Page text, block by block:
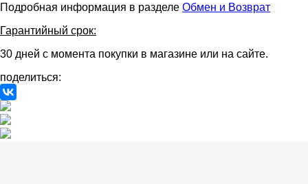
Подробная информация в разделе Обмен и Возврат
Гарантийный срок:
30 дней с момента покупки в магазине или на сайте.
поделиться: